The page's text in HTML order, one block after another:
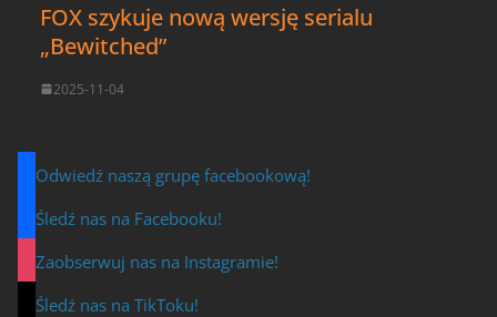
FOX szykuje nową wersję serialu
„Bewitched”
2025-11-04
Odwiedź naszą grupę facebookową!
Śledź nas na Facebooku!
Zaobserwuj nas na Instagramie!
Śledź nas na TikToku!